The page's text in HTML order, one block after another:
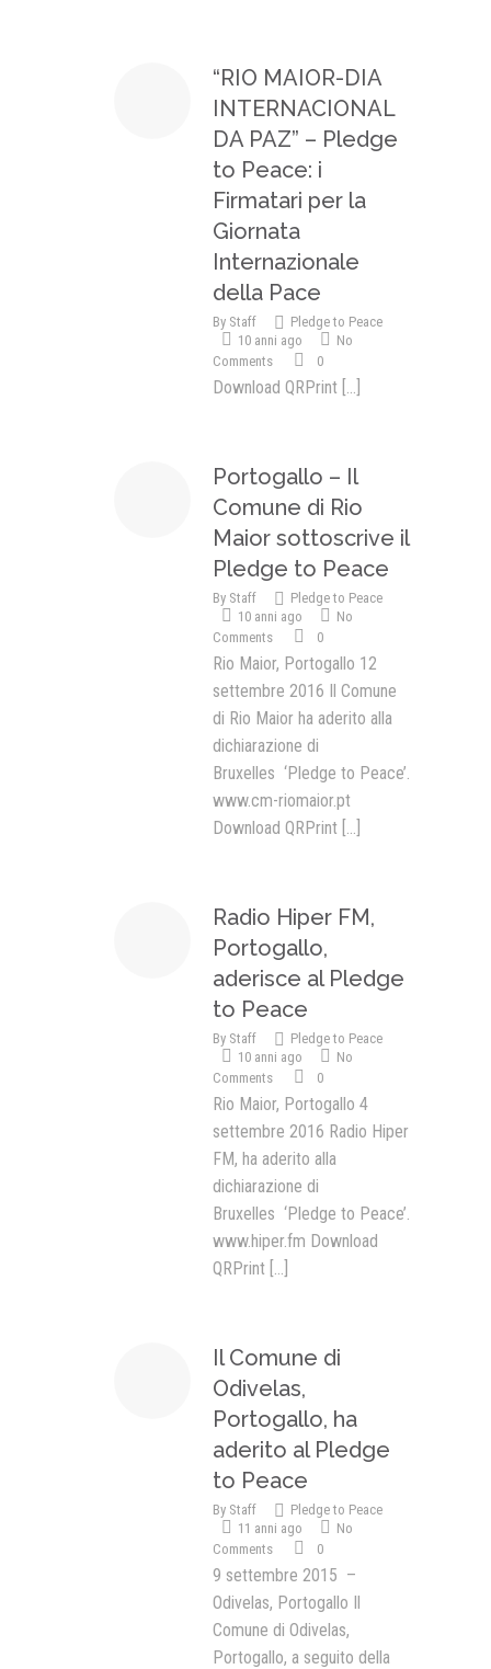
“RIO MAIOR-DIA
INTERNACIONAL
DA PAZ” – Pledge
to Peace: i
Firmatari per la
Giornata
Internazionale
della Pace
By Staff
Pledge to Peace
10 anni ago
No
Comments
0
Download QRPrint [...]
Portogallo – Il
Comune di Rio
Maior sottoscrive il
Pledge to Peace
By Staff
Pledge to Peace
10 anni ago
No
Comments
0
Rio Maior, Portogallo 12
settembre 2016 Il Comune
di Rio Maior ha aderito alla
dichiarazione di
Bruxelles ‘Pledge to Peace’.
www.cm-riomaior.pt
Download QRPrint [...]
Radio Hiper FM,
Portogallo,
aderisce al Pledge
to Peace
By Staff
Pledge to Peace
10 anni ago
No
Comments
0
Rio Maior, Portogallo 4
settembre 2016 Radio Hiper
FM, ha aderito alla
dichiarazione di
Bruxelles ‘Pledge to Peace’.
www.hiper.fm Download
QRPrint [...]
Il Comune di
Odivelas,
Portogallo, ha
aderito al Pledge
to Peace
By Staff
Pledge to Peace
11 anni ago
No
Comments
0
9 settembre 2015 –
Odivelas, Portogallo Il
Comune di Odivelas,
Portogallo, a seguito della